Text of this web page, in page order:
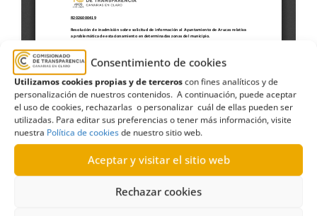
Consentimiento de cookies
Utilizamos cookies propias y de terceroscon fines analíticos y de
personalización de nuestros contenidos. A continuación, puede aceptar
el uso de cookies, rechazarlas o personalizar cuál de ellas pueden ser
utilizadas. Para editar sus preferencias o tener más información, visite
nuestra Política de cookiesde nuestro sitio web.
Aceptar y visitar el sitio web
Rechazar cookies